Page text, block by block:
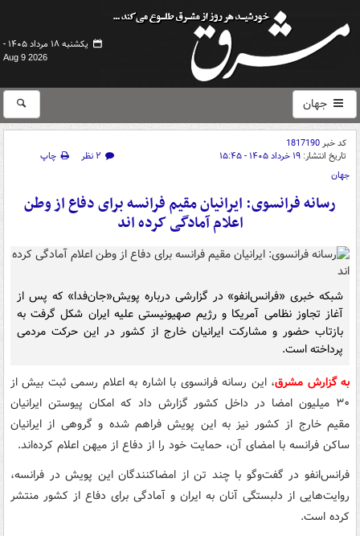
یکشنبه ۱۸ مرداد ۱۴۰۵ -
Aug 9 2026
جهان
کد خبر1817190
تاریخ انتشار: ۱۹ خرداد ۱۴۰۵ - ۱۵:۴۵ ۲ نظر
چاپ
جهان
رسانه فرانسوی: ایرانیان مقیم فرانسه برای دفاع از وطن
اعلام آمادگی کرده اند
شبکه خبری «فرانس‌انفو» در گزارشی درباره پویش«جان‌فدا» که پس از
آغاز تجاوز نظامی آمریکا و رژیم صهیونیستی علیه ایران شکل گرفت به
بازتاب حضور و مشارکت ایرانیان خارج از کشور در این حرکت مردمی
پرداخته است.
به گزارش مشرق، این رسانه فرانسوی با اشاره به اعلام رسمی ثبت بیش از
۳۰ میلیون امضا در داخل کشور گزارش داد که امکان پیوستن ایرانیان
مقیم خارج از کشور نیز به این پویش فراهم شده و گروهی از ایرانیان
ساکن فرانسه با امضای آن، حمایت خود را از دفاع از میهن اعلام کرده‌اند.
فرانس‌انفو در گفت‌وگو با چند تن از امضاکنندگان این پویش در فرانسه،
روایت‌هایی از دلبستگی آنان به ایران و آمادگی برای دفاع از کشور منتشر
کرده است.